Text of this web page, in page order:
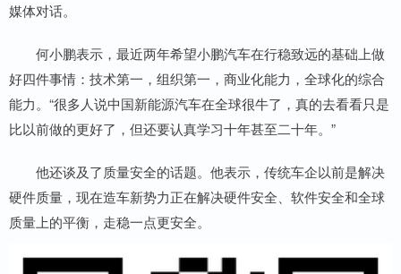
媒体对话。
何小鹏表示，最近两年希望小鹏汽车在行稳致远的基础上做
好四件事情：技术第一，组织第一，商业化能力，全球化的综合
能力。“很多人说中国新能源汽车在全球很牛了，真的去看看只是
比以前做的更好了，但还要认真学习十年甚至二十年。”
他还谈及了质量安全的话题。他表示，传统车企以前是解决
硬件质量，现在造车新势力正在解决硬件安全、软件安全和全球
质量上的平衡，走稳一点更安全。